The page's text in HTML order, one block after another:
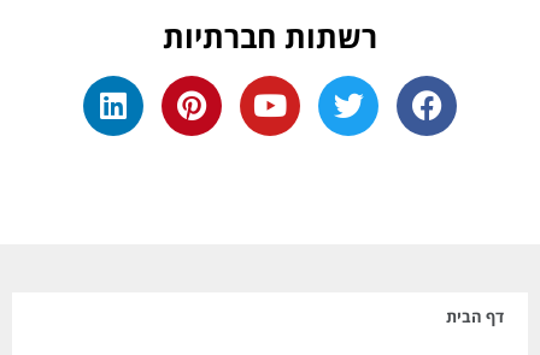
רשתות חברתיות
דף הבית